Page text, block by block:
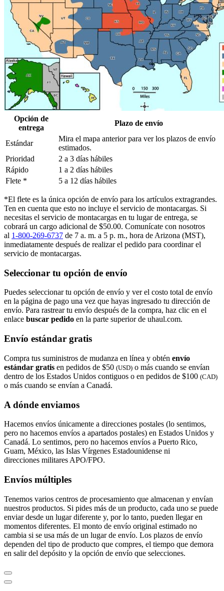
Opción de
entrega
Plazo de envío
Estándar
Mira el mapa anterior para ver los plazos de envío
estimados.
Prioridad
2 a 3 días hábiles
Rápido
1 a 2 días hábiles
Flete *
5 a 12 días hábiles
*El flete es la única opción de envío para los artículos extragrandes.
Ten en cuenta que esto no incluye el servicio de montacargas. Si
necesitas el servicio de montacargas en tu lugar de entrega, se
cobrará un cargo adicional de $50.00. Comunícate con nosotros
al 1-800-269-6737 de 7 a. m. a 5 p. m., hora de Arizona (MST),
inmediatamente después de realizar el pedido para coordinar el
servicio de montacargas.
Seleccionar tu opción de envío
Puedes seleccionar tu opción de envío y ver el costo total de envío
en la página de pago una vez que hayas ingresado tu dirección de
envío. Para rastrear tu envío después de la compra, haz clic en el
enlace buscar pedido​​​​​​​ en la parte superior de uhaul.com.
Envío estándar gratis
Compra tus suministros de mudanza en línea y obtén envío
estándar gratis en pedidos de $50 (USD) o más cuando se envían
dentro de los Estados Unidos contiguos o en pedidos de $100 (CAD)
o más cuando se envían a Canadá.
A dónde enviamos
Hacemos envíos únicamente a direcciones postales (lo sentimos,
pero no hacemos envíos a apartados postales) en Estados Unidos y
Canadá. Lo sentimos, pero no hacemos envíos a Puerto Rico,
Guam, México, las Islas Vírgenes Estadounidense ni
direcciones militares APO/FPO.
Envíos múltiples
Tenemos varios centros de procesamiento que almacenan y envían
nuestros productos. Si pides más de un producto, cada uno se puede
enviar desde un lugar diferente y, por lo tanto, pueden llegar en
momentos diferentes. El monto de envío original estimado no
cambia si se usa más de un lugar de envío. Los plazos de envío
dependen del tipo de producto que compres, el tiempo que demora
en salir del depósito y la opción de envío que selecciones.